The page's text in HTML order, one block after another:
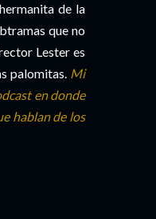
de la
que no
Lester es
palomitas. Mi
en donde
hablan de los